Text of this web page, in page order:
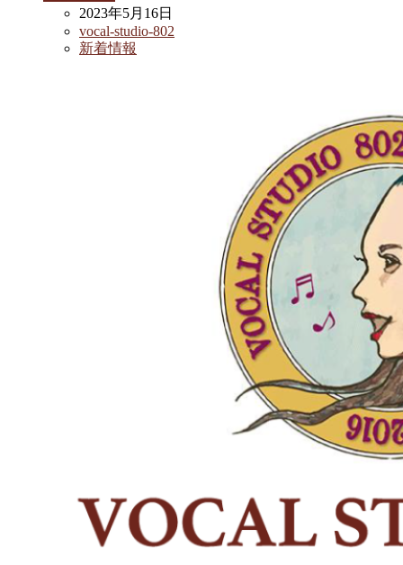
2023年5月16日
vocal-studio-802
新着情報